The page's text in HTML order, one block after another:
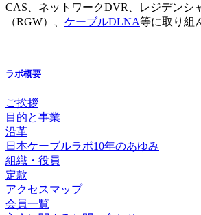
CAS、ネットワークDVR、レジデンシ
（RGW）、 ケーブルDLNA等に取り組
ラボ概要
ご挨拶
目的と事業
沿革
日本ケーブルラボ10年のあゆみ
組織・役員
定款
アクセスマップ
会員一覧